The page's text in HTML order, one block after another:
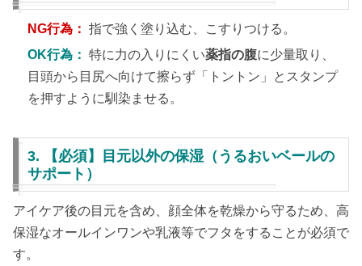
NG行為： 指で強く塗り込む、こすりつける。
OK行為： 特に力の入りにくい薬指の腹に少量取り、
目頭から目尻へ向けて擦らず「トントン」とスタンプ
を押すように馴染ませる。
3. 【必須】目元以外の保湿（うるおいベールの
サポート）
アイケア後の目元を含め、顔全体を乾燥から守るため、高
保湿なオールインワンや乳液等でフタをすることが必須で
す。